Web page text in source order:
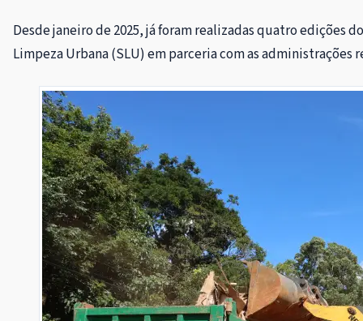
Desde janeiro de 2025, já foram realizadas quatro edições
Limpeza Urbana (SLU) em parceria com as